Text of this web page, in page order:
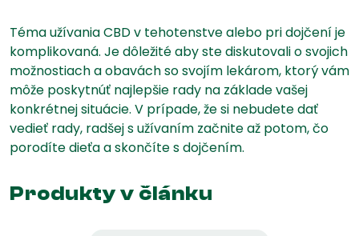
Téma užívania CBD v tehotenstve alebo pri dojčení je
komplikovaná. Je dôležité aby ste diskutovali o svojich
možnostiach a obavách so svojím lekárom, ktorý vám
môže poskytnúť najlepšie rady na základe vašej
konkrétnej situácie. V prípade, že si nebudete dať
vedieť rady, radšej s užívaním začnite až potom, čo
porodíte dieťa a skončíte s dojčením.
Produkty v článku